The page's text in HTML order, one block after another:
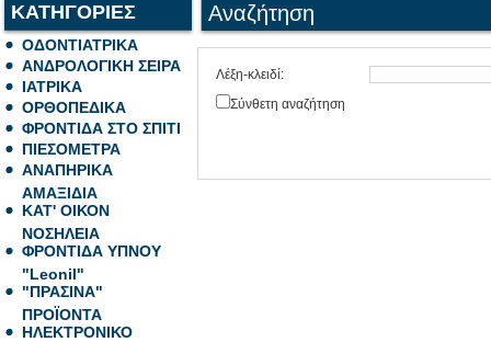
ΚΑΤΗΓΟΡΙΕΣ
ΟΔΟΝΤΙΑΤΡΙΚΑ
ΑΝΔΡΟΛΟΓΙΚΗ ΣΕΙΡΑ
ΙΑΤΡΙΚΑ
ΟΡΘΟΠΕΔΙΚΑ
ΦΡΟΝΤΙΔΑ ΣΤΟ ΣΠΙΤΙ
ΠΙΕΣΟΜΕΤΡΑ
ΑΝΑΠΗΡΙΚΑ
ΑΜΑΞΙΔΙΑ
ΚΑΤ' ΟΙΚΟΝ
ΝΟΣΗΛΕΙΑ
ΦΡΟΝΤΙΔΑ ΥΠΝΟΥ
"Leonil"
"ΠΡΑΣΙΝΑ"
ΠΡΟΪΟΝΤΑ
ΗΛΕΚΤΡΟΝΙΚΟ
Αναζήτηση
Λέξη-κλειδί:
Σύνθετη αναζήτηση